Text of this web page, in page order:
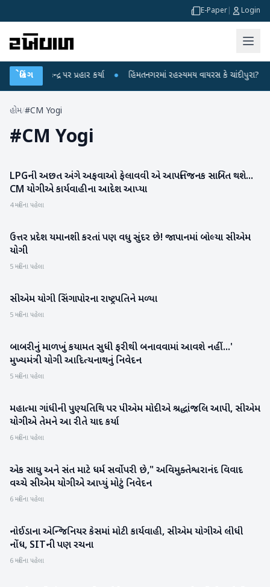
E-Paper Login
બ્રેકિંગ
કેન્દ્ર પર પ્રહાર કર્યા ● હિંમતનગરમાં રહસ્યમય વાયરસ કે ચાંદીપુરા? 6
હોમ/#CM Yogi
#CM Yogi
રાષ્ટ્રીય
LPGની અછત અંગે અફવાઓ ફેલાવવી એ આપત્તિજનક સાબિત થશે...
CM યોગીએ કાર્યવાહીના આદેશ આપ્યા
4 મહિના પહેલા
રાષ્ટ્રીય
ઉત્તર પ્રદેશ યમાનશી કરતાં પણ વધુ સુંદર છે! જાપાનમાં બોલ્યા સીએમ
યોગી
5 મહિના પહેલા
રાષ્ટ્રીય
સીએમ યોગી સિંગાપોરના રાષ્ટ્રપતિને મળ્યા
5 મહિના પહેલા
રાષ્ટ્રીય
બાબરીનું માળખું કયામત સુધી ફરીથી બનાવવામાં આવશે નહીં...'
મુખ્યમંત્રી યોગી આદિત્યનાથનું નિવેદન
5 મહિના પહેલા
રાષ્ટ્રીય
મહાત્મા ગાંધીની પુણ્યતિથિ પર પીએમ મોદીએ શ્રદ્ધાંજલિ આપી, સીએમ
યોગીએ તેમને આ રીતે યાદ કર્યા
6 મહિના પહેલા
રાષ્ટ્રીય
એક સાધુ અને સંત માટે ધર્મ સર્વોપરી છે," અવિમુક્તેશ્વરાનંદ વિવાદ
વચ્ચે સીએમ યોગીએ આપ્યું મોટું નિવેદન
6 મહિના પહેલા
રાષ્ટ્રીય
નોઈડાના એન્જિનિયર કેસમાં મોટી કાર્યવાહી, સીએમ યોગીએ લીધી
નોંધ, SITની પણ રચના
6 મહિના પહેલા